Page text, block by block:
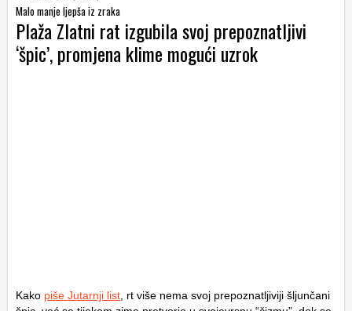
Malo manje ljepša iz zraka
Plaža Zlatni rat izgubila svoj prepoznatljivi
‘špic’, promjena klime mogući uzrok
Kako piše Jutarnji list , rt više nema svoj prepoznatljiviji šljunčani